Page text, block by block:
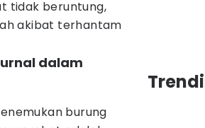
tidak beruntung,
akibat terhantam
dalam
burung